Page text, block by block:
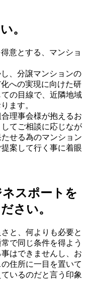
。
意とする、マンショ
、分譲マンションの
への実現に向けた研
の目線で、近隣地域
ます。
理事会様が抱えるお
てご相談に応じなが
せる為のマンション
案して行く事に着眼
スポートを
さい。
と、何よりも必要と
で同じ条件を得よう
はできませんし、お
住所に一目を置いて
いるのだと言う印象